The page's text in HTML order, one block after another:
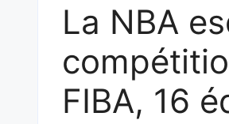
La NBA
FIBA, 16